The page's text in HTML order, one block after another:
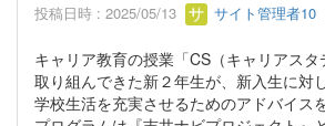
投稿日時 : 2025/05/13 サイト管理者10
キャリア教育の授業「CS（キャリアス
取り組んできた新２年生が、新入生に対
学校生活を充実させるためのアドバイス